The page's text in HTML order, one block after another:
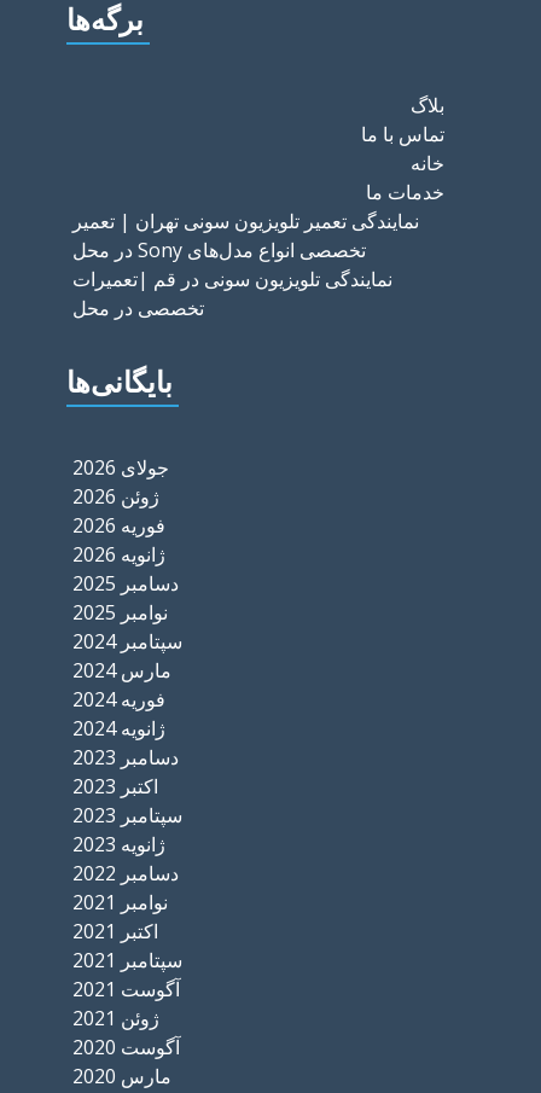
برگه‌ها
بلاگ
تماس با ما
خانه
خدمات ما
نمایندگی تعمیر تلویزیون سونی تهران | تعمیر
تخصصی انواع مدل‌های Sony در محل
نمایندگی تلویزیون سونی در قم |تعمیرات
تخصصی در محل
بایگانی‌ها
جولای 2026
ژوئن 2026
فوریه 2026
ژانویه 2026
دسامبر 2025
نوامبر 2025
سپتامبر 2024
مارس 2024
فوریه 2024
ژانویه 2024
دسامبر 2023
اکتبر 2023
سپتامبر 2023
ژانویه 2023
دسامبر 2022
نوامبر 2021
اکتبر 2021
سپتامبر 2021
آگوست 2021
ژوئن 2021
آگوست 2020
مارس 2020